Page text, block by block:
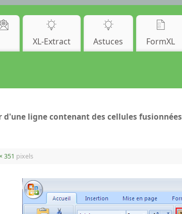
XL-Extract Astuces FormXL
d'une ligne contenant des cellules fusionnées
351 pixels